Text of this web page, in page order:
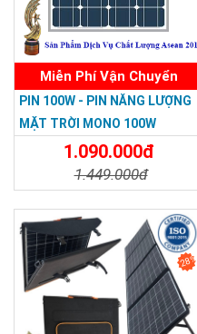
Miễn Phí Vận Chuyển
PIN 100W - PIN NĂNG LƯỢNG
MẶT TRỜI MONO 100W
1.090.000đ
1.449.000đ
28%